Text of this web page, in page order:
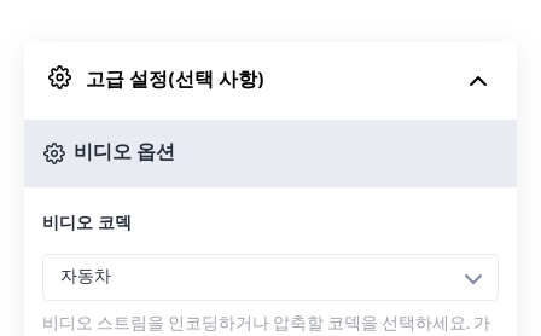
Google 드라이브에서
고급 설정(선택 사항)
비디오 옵션
비디오 코덱
자동차
비디오 스트림을 인코딩하거나 압축할 코덱을 선택하세요. 가